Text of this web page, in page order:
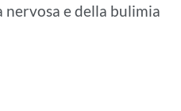
nervosa e della bulimia